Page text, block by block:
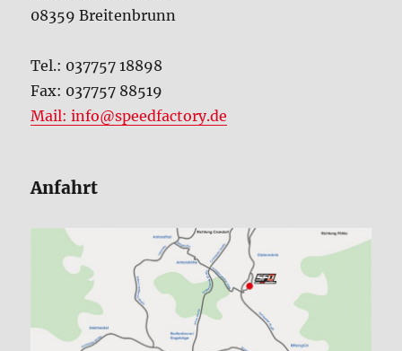
08359 Breitenbrunn
Tel.: 037757 18898
Fax: 037757 88519
Mail: info@speedfactory.de
Anfahrt